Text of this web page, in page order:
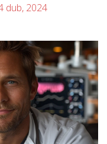
dub, 2024